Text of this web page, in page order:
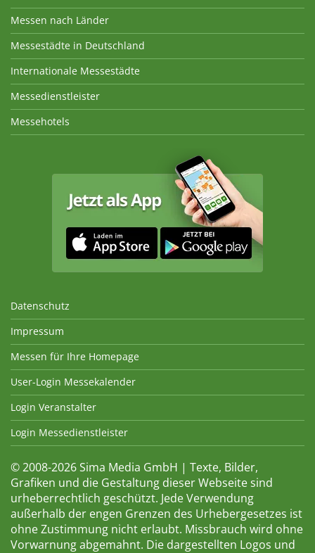
Messen nach Länder
Messestädte in Deutschland
Internationale Messestädte
Messedienstleister
Messehotels
Datenschutz
Impressum
Messen für Ihre Homepage
User-Login Messekalender
Login Veranstalter
Login Messedienstleister
© 2008-2026 Sima Media GmbH | Texte, Bilder,
Grafiken und die Gestaltung dieser Webseite sind
urheberrechtlich geschützt. Jede Verwendung
außerhalb der engen Grenzen des Urhebergesetzes ist
ohne Zustimmung nicht erlaubt. Missbrauch wird ohne
Vorwarnung abgemahnt. Die dargestellten Logos und